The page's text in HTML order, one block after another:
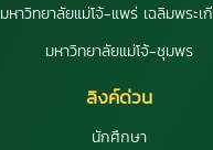
มหาวิทยาลัยแม่โจ้-แพร่ เฉลิมพระเ
มหาวิทยาลัยแม่โจ้-ชุมพร
ลิงค์ด่วน
นักศึกษา